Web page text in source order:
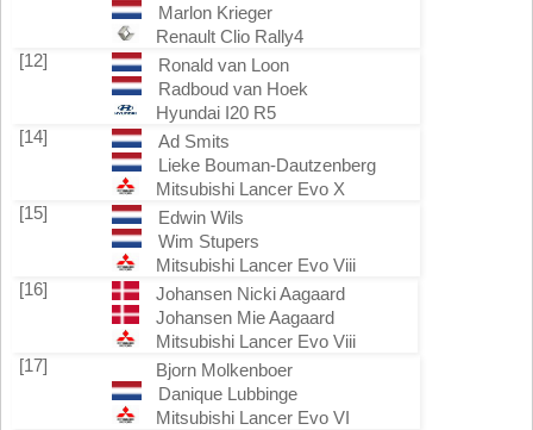
Marlon Krieger
Renault Clio Rally4
[12]
Ronald van Loon
Radboud van Hoek
Hyundai I20 R5
[14]
Ad Smits
Lieke Bouman-Dautzenberg
Mitsubishi Lancer Evo X
[15]
Edwin Wils
Wim Stupers
Mitsubishi Lancer Evo Viii
[16]
Johansen Nicki Aagaard
Johansen Mie Aagaard
Mitsubishi Lancer Evo Viii
[17]
Bjorn Molkenboer
Danique Lubbinge
Mitsubishi Lancer Evo VI